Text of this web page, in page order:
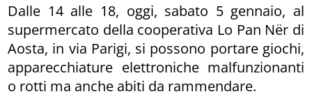
Dalle 14 alle 18, oggi, sabato 5 gennaio, al
supermercato della cooperativa Lo Pan Nër di
Aosta, in via Parigi, si possono portare giochi,
apparecchiature elettroniche malfunzionanti
o rotti ma anche abiti da rammendare.